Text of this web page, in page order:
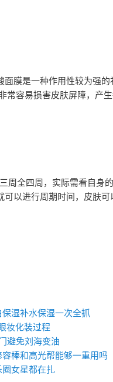
膜是一种作用性较为强
常容易损害皮肤屏障，产生
周全四周，实际需看自身
以进行周期时间，皮肤
湿补水保湿一次全抓
妆化装过程
避免刘海变油
棒和高光帮能够一重用吗
女星都在扎